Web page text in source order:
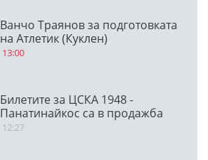
Ванчо Траянов за подготовката
на Атлетик (Куклен)
13:00
Билетите за ЦСКА 1948 -
Панатинайкос са в продажба
12:27